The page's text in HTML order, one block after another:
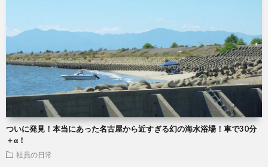
ついに発見！本当にあった名古屋から近すぎる幻の海水浴場！車で30分
＋α！
社員の日常